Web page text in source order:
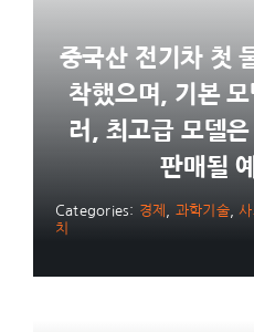
중국산 전기차 첫
착했으며, 기본
러, 최고급 모델
판매될
Categories: 경제 과학기술,사
치